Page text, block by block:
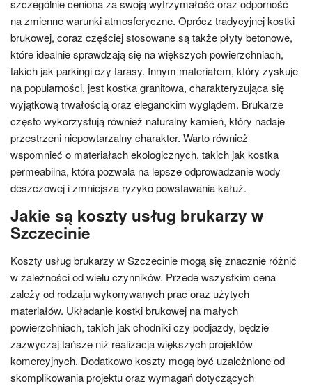
szczególnie ceniona za swoją wytrzymałość oraz odporność
na zmienne warunki atmosferyczne. Oprócz tradycyjnej kostki
brukowej, coraz częściej stosowane są także płyty betonowe,
które idealnie sprawdzają się na większych powierzchniach,
takich jak parkingi czy tarasy. Innym materiałem, który zyskuje
na popularności, jest kostka granitowa, charakteryzująca się
wyjątkową trwałością oraz eleganckim wyglądem. Brukarze
często wykorzystują również naturalny kamień, który nadaje
przestrzeni niepowtarzalny charakter. Warto również
wspomnieć o materiałach ekologicznych, takich jak kostka
permeabilna, która pozwala na lepsze odprowadzanie wody
deszczowej i zmniejsza ryzyko powstawania kałuż.
Jakie są koszty usług brukarzy w
Szczecinie
Koszty usług brukarzy w Szczecinie mogą się znacznie różnić
w zależności od wielu czynników. Przede wszystkim cena
zależy od rodzaju wykonywanych prac oraz użytych
materiałów. Układanie kostki brukowej na małych
powierzchniach, takich jak chodniki czy podjazdy, będzie
zazwyczaj tańsze niż realizacja większych projektów
komercyjnych. Dodatkowo koszty mogą być uzależnione od
skomplikowania projektu oraz wymagań dotyczących